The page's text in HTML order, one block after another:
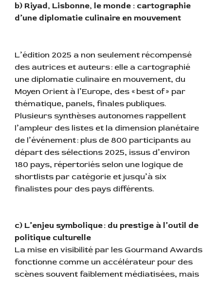
b) Riyad, Lisbonne, le monde : cartographie
d’une diplomatie culinaire en mouvement
L’édition 2025 a non seulement récompensé
des autrices et auteurs : elle a cartographié
une diplomatie culinaire en mouvement, du
Moyen Orient à l’Europe, des « best of » par
thématique, panels, finales publiques.
Plusieurs synthèses autonomes rappellent
l’ampleur des listes et la dimension planétaire
de l’événement : plus de 800 participants au
départ des sélections 2025, issus d’environ
180 pays, répertoriés selon une logique de
shortlists par catégorie et jusqu’à six
finalistes pour des pays différents.
c) L’enjeu symbolique : du prestige à l’outil de
politique culturelle
La mise en visibilité par les Gourmand Awards
fonctionne comme un accélérateur pour des
scènes souvent faiblement médiatisées, mais